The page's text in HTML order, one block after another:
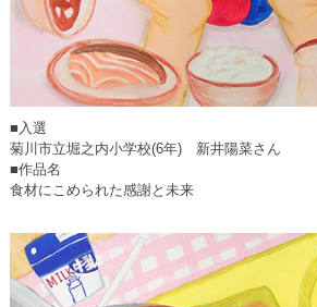
■入選
菊川市立堀之内小学校(6年) 新井陽菜さん
■作品名
食材にこめられた感謝と未来